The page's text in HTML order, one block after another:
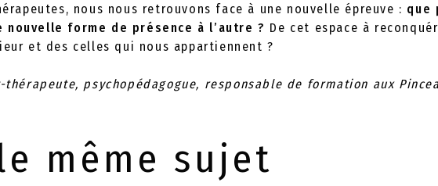
nous nous retrouvons face à une nouvelle épreuve : que
forme de présence à l’autre ? De cet espace à
et des celles qui nous appartiennent ?
psychopédagogue, responsable de formation aux
même sujet